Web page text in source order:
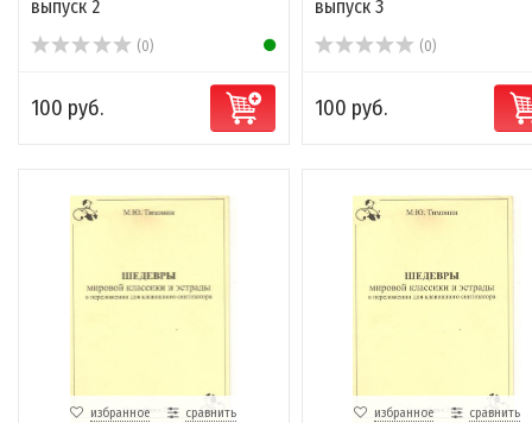
выпуск 2
(0)
100 руб.
выпуск 3
(0)
100 руб.
избранное сравнить избранное сравнить